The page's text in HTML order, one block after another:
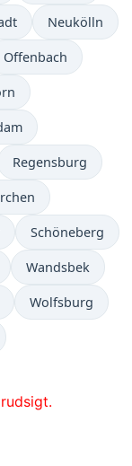
Neukölln
Offenbach
Regensburg
Schöneberg
Wandsbek
Wolfsburg